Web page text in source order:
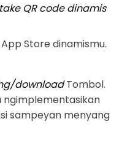
QR code dinamis
Store dinamismu.
downloadTombol.
ngimplementasikan
sampeyan menyang